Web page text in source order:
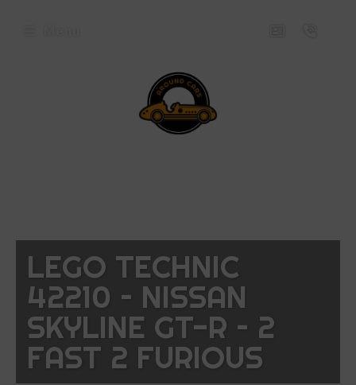
LEGO TECHNIC
42210 – NISSAN
SKYLINE GT-R – 2
FAST 2 FURIOUS